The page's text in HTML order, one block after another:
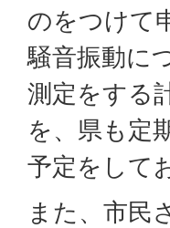
のをつけて
騒音振動に
測定をする
を、県も定
予定をして
また、市民